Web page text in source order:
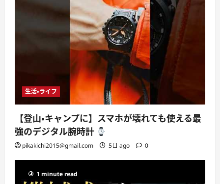
生活・ライフ
【登山・キャンプに】スマホが壊れても使える最
強のデジタル腕時計
pikakichi2015@gmail.com 5日 ago 0
1 minute read